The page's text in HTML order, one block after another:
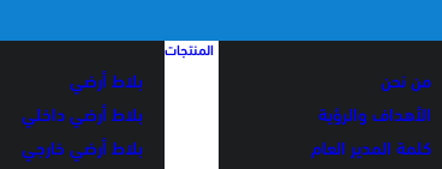
من نحن
الأهداف والرؤية
كلمة المدير العام
المنتجات
بلاط أرضي
بلاط أرضي داخلي
بلاط أرضي خارجي